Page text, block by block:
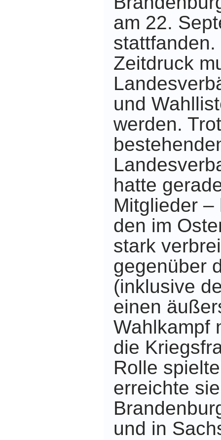
am 22.
Zeitdruck
und
werden.
hatte
Mitglieder
den im
stark
gegenüber
(inklusive
einen
Wahlkampf
die
Rolle
erreichte
und in